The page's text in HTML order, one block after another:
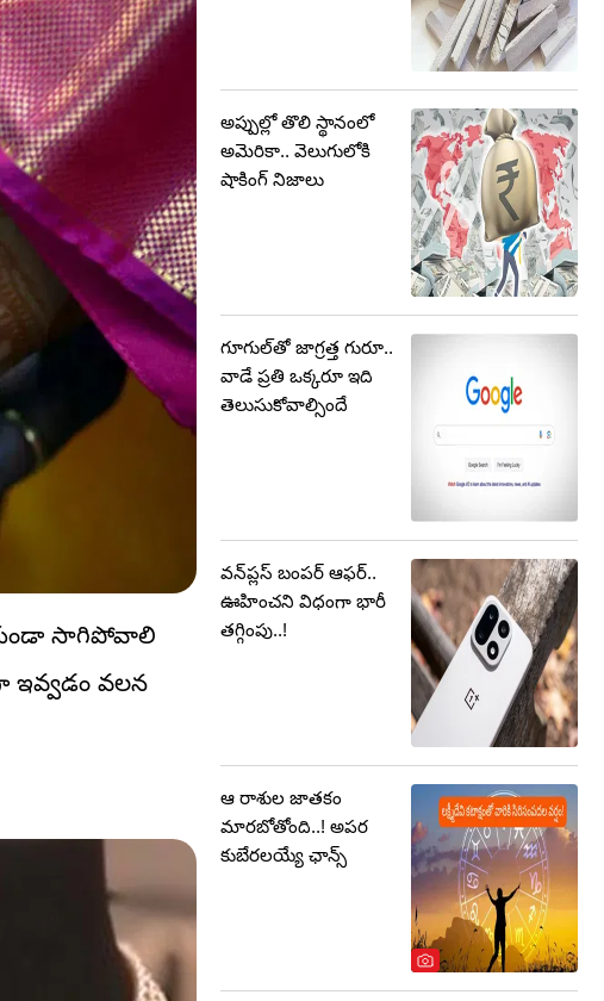
సాగిపోవాలి
ఇవ్వడం వలన
అప్పుల్లో తొలి స్థానంలో
అమెరికా.. వెలుగులోకి
షాకింగ్ నిజాలు
గూగుల్‌తో జాగ్రత్త గురూ..
వాడే ప్రతి ఒక్కరూ ఇది
తెలుసుకోవాల్సిందే
వన్‌ప్లస్ బంపర్‌ ఆఫర్‌..
ఊహించని విధంగా భారీ
తగ్గింపు..!
ఆ రాశుల జాతకం
మారబోతోంది..! అపర
కుబేరలయ్యే ఛాన్స్